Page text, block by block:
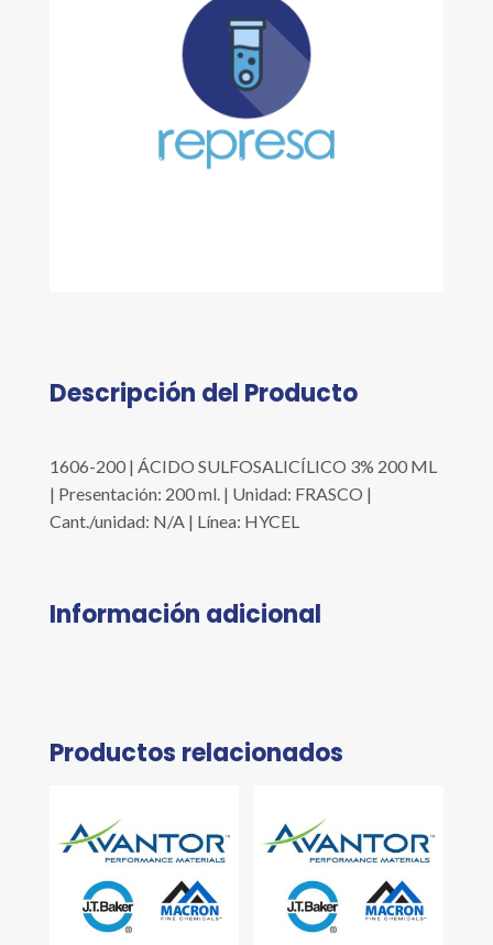
Descripción del Producto
1606-200 | ÁCIDO SULFOSALICÍLICO 3% 200 ML
| Presentación: 200 ml. | Unidad: FRASCO |
Cant./unidad: N/A | Línea: HYCEL
Información adicional
Productos relacionados